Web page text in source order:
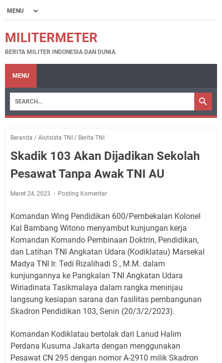
MILITERMETER
BERITA MILITER INDONESIA DAN DUNIA
MENU
Beranda / Alutsista TNI / Berita TNI
Skadik 103 Akan Dijadikan Sekolah
Pesawat Tanpa Awak TNI AU
Maret 24, 2023 Posting Komentar
Komandan Wing Pendidikan 600/Pembekalan Kolonel
Kal Bambang Witono menyambut kunjungan kerja
Komandan Komando Pembinaan Doktrin, Pendidikan,
dan Latihan TNI Angkatan Udara (Kodiklatau) Marsekal
Madya TNI Ir. Tedi Rizalihadi S., M.M. dalam
kunjungannya ke Pangkalan TNI Angkatan Udara
Wiriadinata Tasikmalaya dalam rangka meninjau
langsung kesiapan sarana dan fasilitas pembangunan
Skadron Pendidikan 103, Senin (20/3/2/2023).
Komandan Kodiklatau bertolak dari Lanud Halim
Perdana Kusuma Jakarta dengan menggunakan
Pesawat CN 295 dengan nomor A-2910 milik Skadron